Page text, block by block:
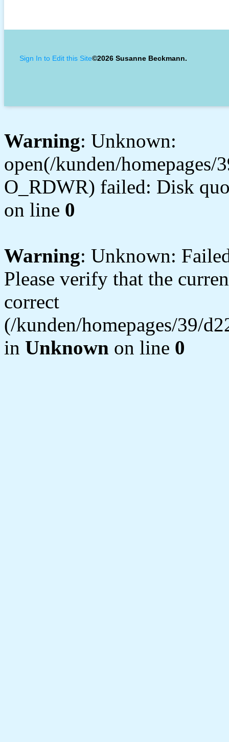
Sign In to Edit this Site©2026 Susanne Beckmann.
Warning: Unknown:
open(/kunden/homepages/
O_RDWR) failed: Disk
on line 0
Warning: Unknown:
Please verify that the
correct
(/kunden/homepages/39/
in Unknown on line 0